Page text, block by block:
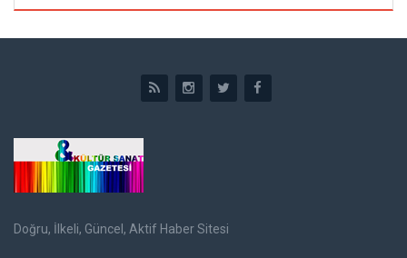
Doğru, İlkeli, Güncel, Aktif Haber Sitesi